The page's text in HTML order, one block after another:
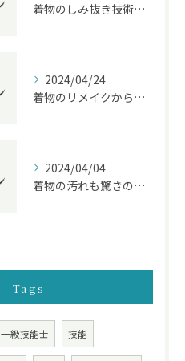
着物のしみ抜き技術を紹介！伝統的なクリーニングの技に迫る
2024/04/24
着物のリメイクからマナーまで！クリーニングのプロが教える着物のお手入れ方法
2024/04/04
着物の汚れも驚きの染み抜き技術で美しく仕上げます
Tags
一級技能士 技能